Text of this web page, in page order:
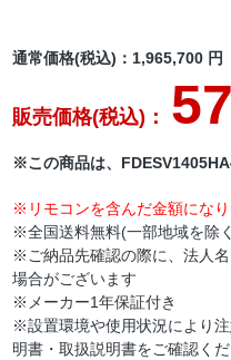
通常価格(税込)：1,965,700 円
販売価格(税込)：
※この商品は、
※リモコンを含んだ金額にな
※全国送料無料(一部地域を除
※ご納品先確認の際に、法人
場合がございます
※メーカー1年保証付き
※設置環境や使用状況により
明書・取扱説明書をご確認くだ